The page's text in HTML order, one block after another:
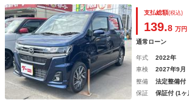
軽減システム オートライト ＬＥＤヘッド
キー アイドリングストップ 電動格納ミ
ー
支払総額(税込)
139.8 万円
通常ローン
年式 2022年
車検
2027年9月
整備
法定整備付
保証
保証付 (1